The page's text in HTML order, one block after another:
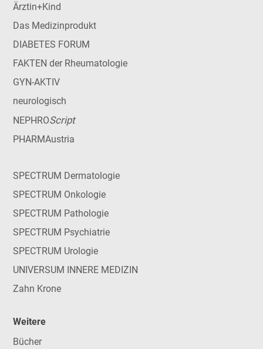
Ärztin+Kind
Das Medizinprodukt
DIABETES FORUM
FAKTEN der Rheumatologie
GYN-AKTIV
neurologisch
NEPHROScript
PHARMAustria
SPECTRUM Dermatologie
SPECTRUM Onkologie
SPECTRUM Pathologie
SPECTRUM Psychiatrie
SPECTRUM Urologie
UNIVERSUM INNERE MEDIZIN
Zahn Krone
Weitere
Bücher